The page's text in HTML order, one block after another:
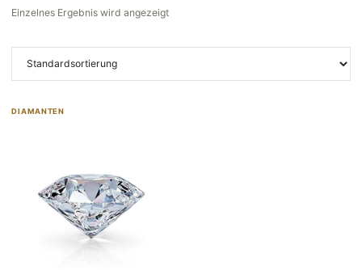
Einzelnes Ergebnis wird angezeigt
DIAMANTEN